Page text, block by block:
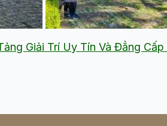
Giải Trí Uy Tín Và Đẳng